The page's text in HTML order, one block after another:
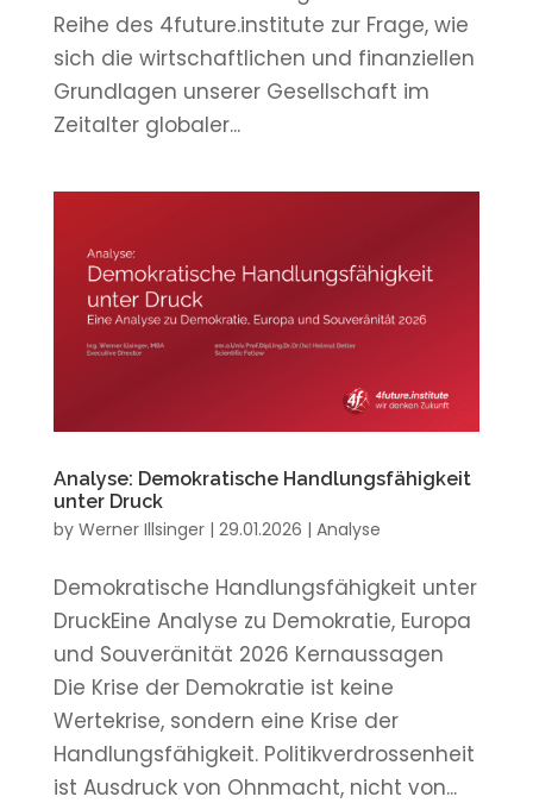
Reihe des 4future.institute zur Frage, wie
sich die wirtschaftlichen und finanziellen
Grundlagen unserer Gesellschaft im
Zeitalter globaler...
Analyse: Demokratische Handlungsfähigkeit
unter Druck
by Werner Illsinger| 29.01.2026 | Analyse
Demokratische Handlungsfähigkeit unter
DruckEine Analyse zu Demokratie, Europa
und Souveränität 2026 Kernaussagen
Die Krise der Demokratie ist keine
Wertekrise, sondern eine Krise der
Handlungsfähigkeit. Politikverdrossenheit
ist Ausdruck von Ohnmacht, nicht von...